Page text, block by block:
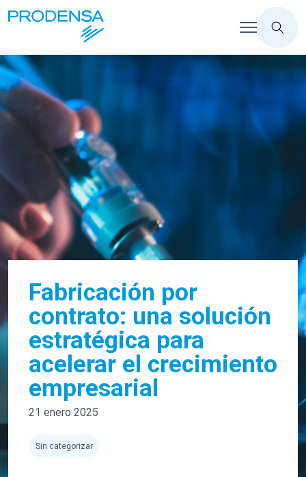
Fabricación por
contrato: una solución
estratégica para
acelerar el crecimiento
empresarial
21 enero 2025
Sin categorizar